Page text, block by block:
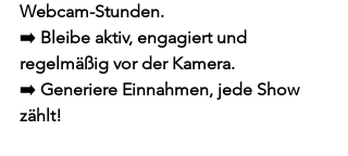
Webcam-Stunden.
➡️ Bleibe aktiv, engagiert und
regelmäßig vor der Kamera.
➡️ Generiere Einnahmen, jede Show
zählt!